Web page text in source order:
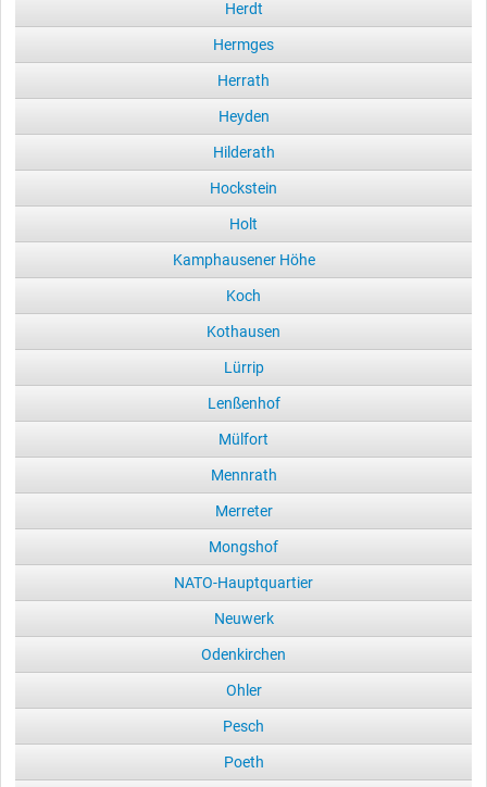
Herdt
Hermges
Herrath
Heyden
Hilderath
Hockstein
Holt
Kamphausener Höhe
Koch
Kothausen
Lürrip
Lenßenhof
Mülfort
Mennrath
Merreter
Mongshof
NATO-Hauptquartier
Neuwerk
Odenkirchen
Ohler
Pesch
Poeth